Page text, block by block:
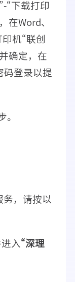
“下载打印
在Word、
机“联创
确定，在
码登录以提
。
务，请按以
入 “深理